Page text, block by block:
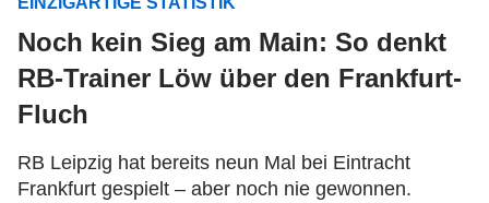
Noch kein Sieg am Main: So denkt
RB-Trainer Löw über den Frankfurt-
Fluch
RB Leipzig hat bereits neun Mal bei Eintracht
Frankfurt gespielt – aber noch nie gewonnen.